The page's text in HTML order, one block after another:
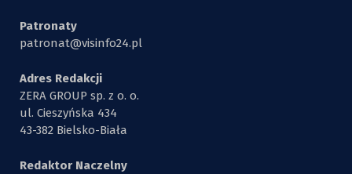
Patronaty
patronat@visinfo24.pl
Adres Redakcji
ZERA GROUP sp. z o. o.
ul. Cieszyńska 434
43-382 Bielsko-Biała
Redaktor Naczelny